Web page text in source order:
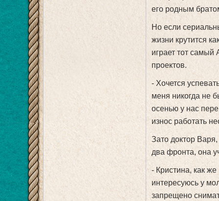
его родным
Но если
жизни крутится
играет тот самый
проектов.
- Хочется
меня никогда не
осенью у нас
износ работать
Зато доктор
два фронта, она
- Кристина, как
интересуюсь у
запрещено